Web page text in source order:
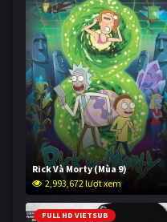
Rick Và Morty (Mùa 9)
2,993,672 lượt xem
FULL HD VIETSUB